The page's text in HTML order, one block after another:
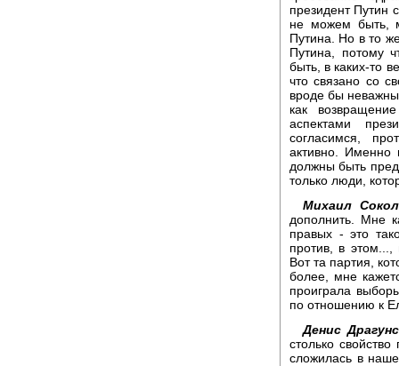
президент Путин
не можем быть,
Путина. Но в то
Путина, потому
быть, в каких-то
что связано со
вроде бы
как
аспектами
согласимся,
активно. Именно
должны быть
только люди,
Михаил
дополнить. Мне
правых - это
против, в
Вот та партия,
более, мне
проиграла
по отношению к
Денис
столько
сложилась в